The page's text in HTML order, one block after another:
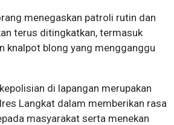
menegaskan patroli rutin dan
terus ditingkatkan, termasuk
knalpot blong yang mengganggu
di lapangan merupakan
Langkat dalam memberikan rasa
masyarakat serta menekan